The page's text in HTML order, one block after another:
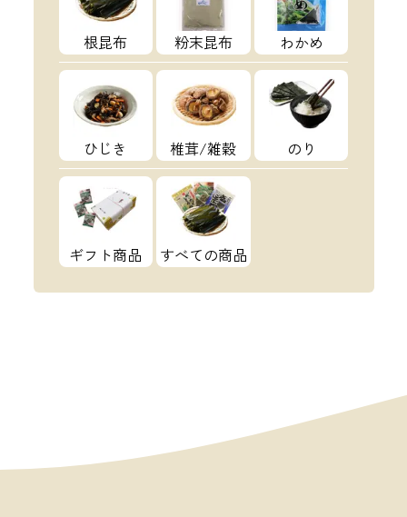
根昆布 粉末昆布 わかめ
ひじき 椎茸/雑穀 のり
ギフト商品 すべての商品